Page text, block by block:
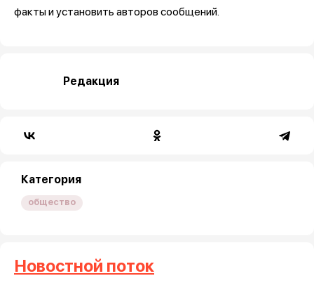
факты и установить авторов сообщений.
Редакция
Категория
общество
Новостной поток